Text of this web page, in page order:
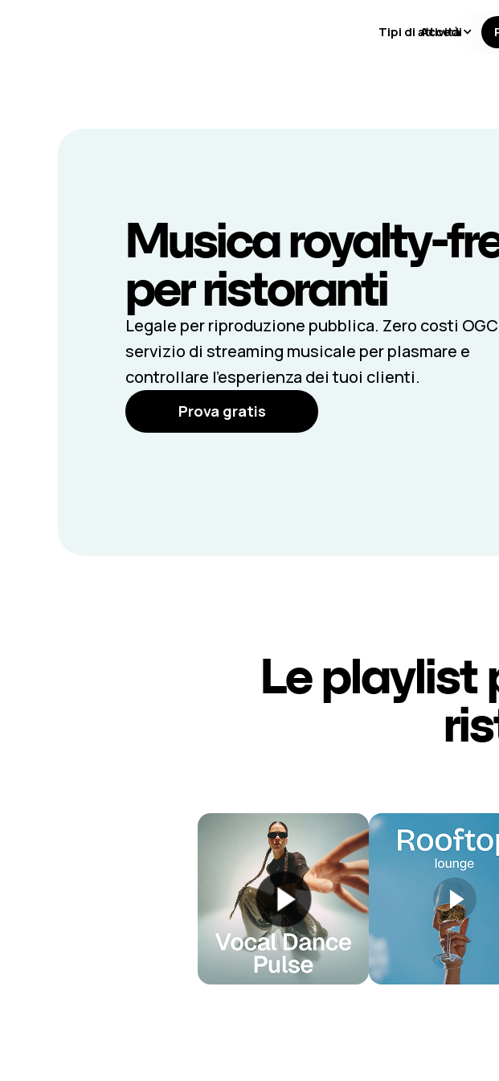
Musica royalty-
per ristoranti
Legale per riproduzione pubblica. Zero costi
servizio di streaming musicale per plasmare e
controllare l’esperienza dei tuoi clienti.
Prova gratis
Le playlist
Tipi di attività
Accedi